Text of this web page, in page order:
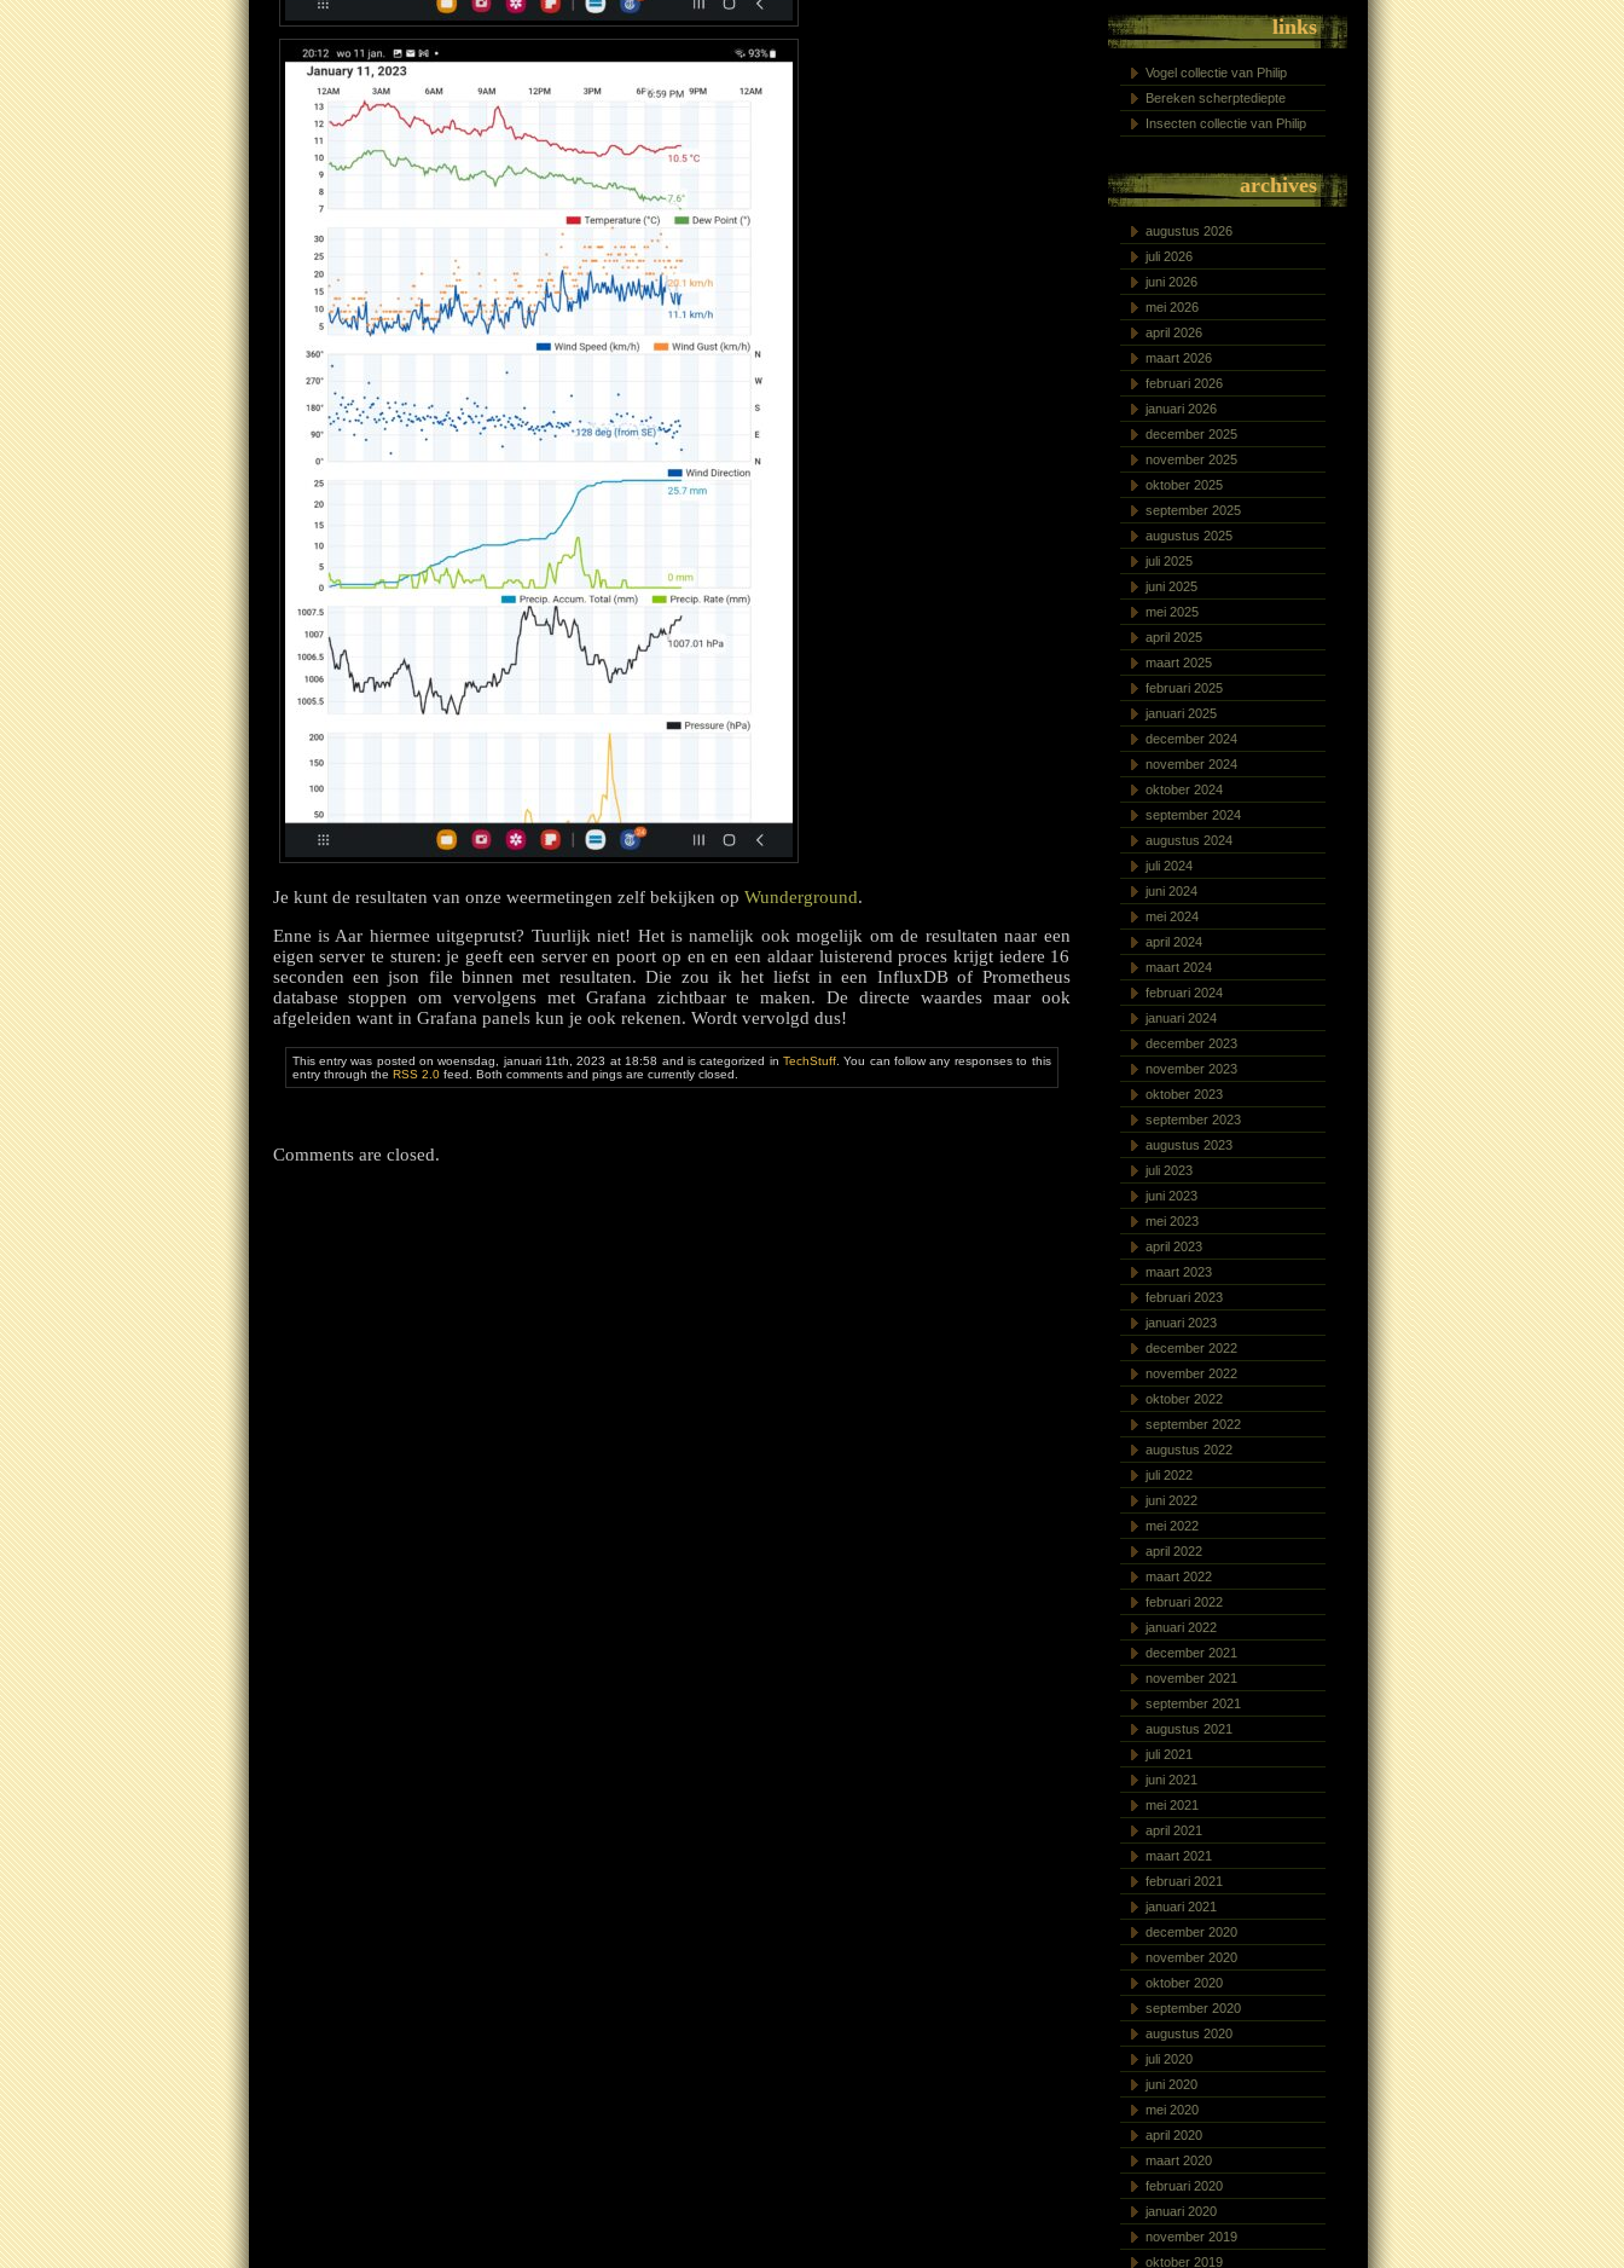
Je kunt de resultaten van onze weermetingen zelf bekijken op Wunderground.
Enne is Aar hiermee uitgeprutst? Tuurlijk niet! Het is namelijk ook mogelijk om de resultaten naar een
eigen server te sturen: je geeft een server en poort op en en een aldaar luisterend proces krijgt iedere 16
seconden een json file binnen met resultaten. Die zou ik het liefst in een InfluxDB of Prometheus
database stoppen om vervolgens met Grafana zichtbaar te maken. De directe waardes maar ook
afgeleiden want in Grafana panels kun je ook rekenen. Wordt vervolgd dus!
This entry was posted on woensdag, januari 11th, 2023 at 18:58 and is categorized in TechStuff. You can follow any responses to this
entry through the RSS 2.0feed. Both comments and pings are currently closed.
Comments are closed.
links
Vogel collectie van Philip
Bereken scherptediepte
Insecten collectie van Philip
archives
augustus 2026
juli 2026
juni 2026
mei 2026
april 2026
maart 2026
februari 2026
januari 2026
december 2025
november 2025
oktober 2025
september 2025
augustus 2025
juli 2025
juni 2025
mei 2025
april 2025
maart 2025
februari 2025
januari 2025
december 2024
november 2024
oktober 2024
september 2024
augustus 2024
juli 2024
juni 2024
mei 2024
april 2024
maart 2024
februari 2024
januari 2024
december 2023
november 2023
oktober 2023
september 2023
augustus 2023
juli 2023
juni 2023
mei 2023
april 2023
maart 2023
februari 2023
januari 2023
december 2022
november 2022
oktober 2022
september 2022
augustus 2022
juli 2022
juni 2022
mei 2022
april 2022
maart 2022
februari 2022
januari 2022
december 2021
november 2021
september 2021
augustus 2021
juli 2021
juni 2021
mei 2021
april 2021
maart 2021
februari 2021
januari 2021
december 2020
november 2020
oktober 2020
september 2020
augustus 2020
juli 2020
juni 2020
mei 2020
april 2020
maart 2020
februari 2020
januari 2020
november 2019
oktober 2019